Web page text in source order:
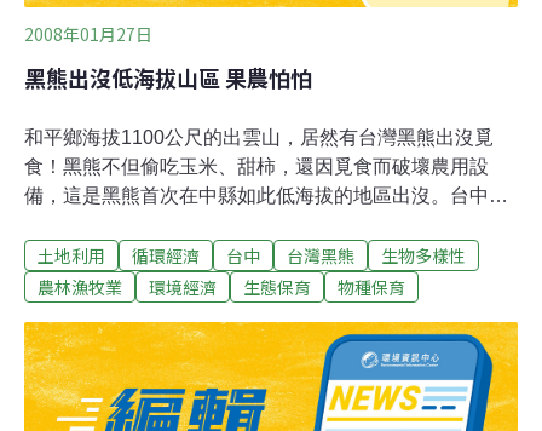
2008年01月27日
黑熊出沒低海拔山區 果農怕怕
和平鄉海拔1100公尺的出雲山，居然有台灣黑熊出沒覓
食！黑熊不但偷吃玉米、甜柿，還因覓食而破壞農用設
備，這是黑熊首次在中縣如此低海拔的地區出沒。台中縣
地方架設四支紅外線照相機，果然成功拍到黑熊蹤影，保
育人員也採集排遺化驗，初步研判，黑熊所吃的都是玉
少，所以黑熊才會往山下覓食，而出雲山是台灣黑熊活動
範圍，牠會出沒是很正常的事，只是沒想到會到這麼低的
山區。此外，台中縣一直都沒有正式被保育人員納入觀察
土地利用 循環經濟 台中 台灣黑熊
生物多樣性
農林漁牧業
環境經濟 生態保育 物種保育